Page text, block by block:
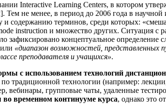
Interactive Learning Centers, в котором
Тем не менее, в период до 2006 года в научной
и содержанию терминов, среди которых:
instruction и множество других. Ситуация с
зафиксировано концептуальное определение
«диапазон возможностей, представленных
преподавателя и учащихся».
с использованием технологий
традиционной технологии (например:
групповые чаты, удаленные
во временном континууме курса, однако это